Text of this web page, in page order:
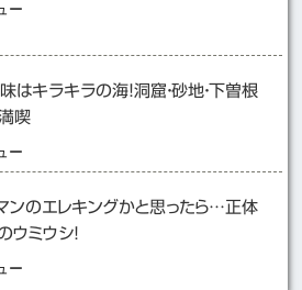
ー
はキラキラの海！洞窟・砂地・下曽根
喫
ー
ンのエレキングかと思ったら…正体
ウミウシ！
ー